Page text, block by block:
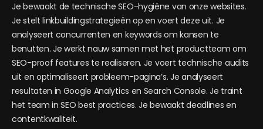
Je bewaakt de technische SEO-hygiëne van onze websites.
Je stelt linkbuildingstrategieën op en voert deze uit. Je
analyseert concurrenten en keywords om kansen te
benutten. Je werkt nauw samen met het productteam om
SEO-proof features te realiseren. Je voert technische audits
uit en optimaliseert probleem-pagina’s. Je analyseert
resultaten in Google Analytics en Search Console. Je traint
het team in SEO best practices. Je bewaakt deadlines en
contentkwaliteit.